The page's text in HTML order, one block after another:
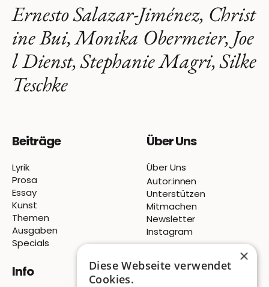
Ernesto Salazar‑Jiménez, Christ
ine Bui, Monika Obermeier, Joe
l Dienst, Stephanie Magri, Silke
Teschke
Beiträge
Lyrik
Prosa
Essay
Kunst
Themen
Ausgaben
Specials
Über Uns
Über Uns
Autor:innen
Unterstützen
Mitmachen
Newsletter
Instagram
Info
×
Diese Webseite verwendet
Cookies.